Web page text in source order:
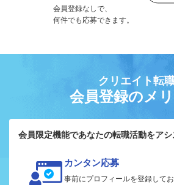
会員登録なしで、
何件でも応募できます。
クリエイト転
会員登録のメ
会員限定機能であなたの転職活動をアシ
カンタン応募
事前にプロフィールを登録して